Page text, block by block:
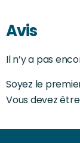
Avis
Il n’y a pas
Soyez le
Vous devez